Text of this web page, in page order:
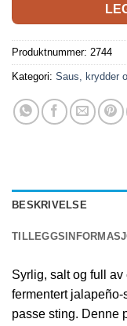
Produktnummer: 2744
Kategori: Saus, krydder
BESKRIVELSE
Syrlig, salt og full
fermentert
passe sting. Denne